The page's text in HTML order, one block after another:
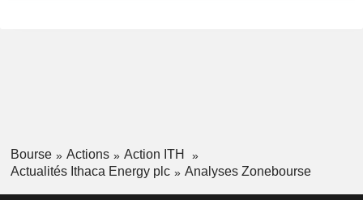
Bourse Actions
Action ITH
Actualités Ithaca Energy plc
Analyses Zonebourse